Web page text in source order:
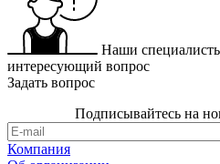
Наши
интересующий вопрос
Задать вопрос
Подписывайтесь на
Компания